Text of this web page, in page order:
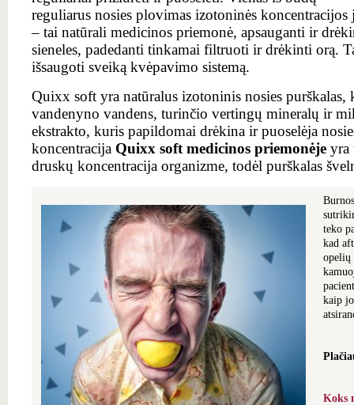
reguliarus nosies plovimas izotoninės
– tai natūrali medicinos priemonė, apsauganti ir
sieneles, padedanti tinkamai filtruoti ir drėkinti orą.
išsaugoti sveiką kvėpavimo sistemą.
Quixx soft yra natūralus izotoninis nosies purškalas,
vandenyno vandens, turinčio vertingų mineralų ir
ekstrakto, kuris papildomai drėkina ir puoselėja
koncentracija Quixx soft medicinos priemonėje yra
druskų koncentracija organizme, todėl purškalas
teko
kad
opelių
kaip
Koks